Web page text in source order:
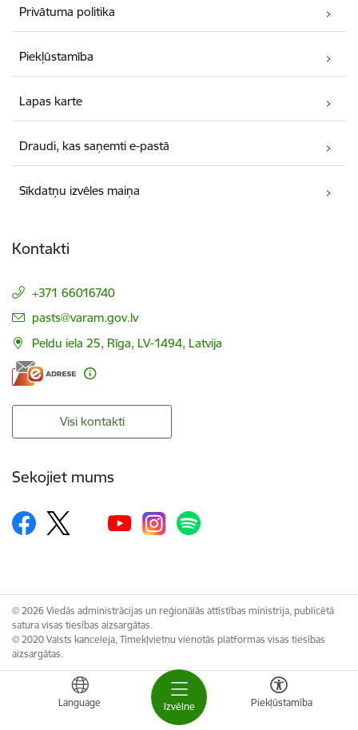
Izvēlne
Language Piekļūstamība
Privātuma politika
Piekļūstamība
Lapas karte
Draudi, kas saņemti e-pastā
Sīkdatņu izvēles maiņa
Kontakti
+371 66016740
E-pasts:
pasts@varam.gov.lv
Peldu iela 25, Rīga, LV-1494, Latvija
Visi kontakti
Sekojiet mums
© 2026 Viedās administrācijas un reģionālās attīstības ministrija, publicētā
satura visas tiesības aizsargātas.
© 2020 Valsts kanceleja, Tīmekļvietņu vienotās platformas visas tiesības
aizsargātas.